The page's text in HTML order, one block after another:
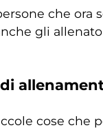
che ora
gli
cose che